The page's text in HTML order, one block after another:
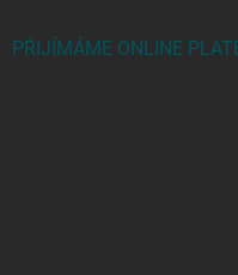
PŘIJÍMÁME ONLINE